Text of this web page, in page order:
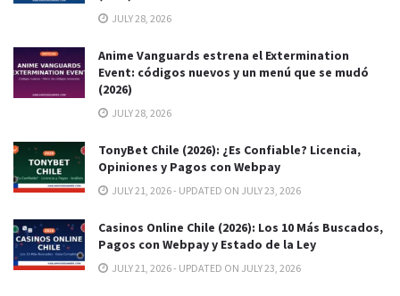
JULY 28, 2026
Anime Vanguards estrena el Extermination
Event: códigos nuevos y un menú que se mudó
(2026)
JULY 28, 2026
TonyBet Chile (2026): ¿Es Confiable? Licencia,
Opiniones y Pagos con Webpay
JULY 21, 2026 - UPDATED ON JULY 23, 2026
Casinos Online Chile (2026): Los 10 Más Buscados,
Pagos con Webpay y Estado de la Ley
JULY 21, 2026 - UPDATED ON JULY 23, 2026